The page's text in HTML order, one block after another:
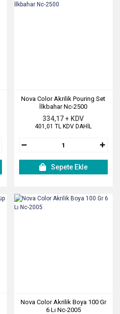
Nova Color Akrilik Pouring Set
İlkbahar Nc-2500
334,17 + KDV
401,01 TL KDV DAHİL
Sepete Ekle
Nova Color Akrilik Boya 100 Gr
6 Lı Nc-2005